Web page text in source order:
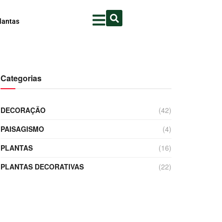
Categorias
DECORAÇÃO
(42)
PAISAGISMO
(4)
PLANTAS
(16)
PLANTAS DECORATIVAS
(22)